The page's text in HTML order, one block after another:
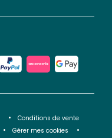
Conditions de vente
Gérer mes cookies